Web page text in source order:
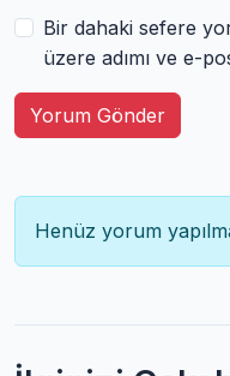
Bir dahaki sefere
üzere adımı ve e-
Yorum Gönder
Henüz yorum